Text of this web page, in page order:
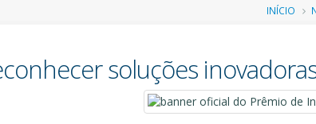
de
INÍCIO
soluções